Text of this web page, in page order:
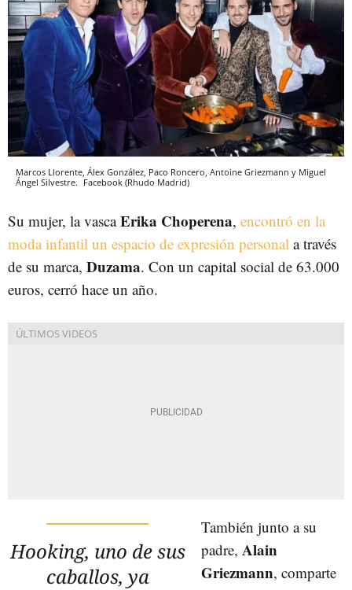
Marcos Llorente, Álex González, Paco Roncero, Antoine Griezmann y Miguel
Ángel Silvestre. Facebook (Rhudo Madrid)
Su mujer, la vascaErika Choperena, encontró en la
moda infantil un espacio de expresión personal a través
de su marca, Duzama. Con un capital social de 63.000
euros, cerró hace un año.
Hooking, uno de sus
caballos, ya
También junto a su
padre, Alain
Griezmann, comparte